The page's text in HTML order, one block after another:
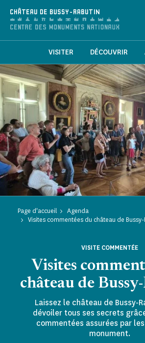
CHÂTEAU DE BUSSY-RABUTIN
VISITER DÉCOUVRIR
Page d'accueil
Agenda
Visites commentées du château de
Visites
château de
VISITE COMMENTÉE
Laissez le château de Bussy-
dévoiler tous ses secrets
commentées assurées par
monument.